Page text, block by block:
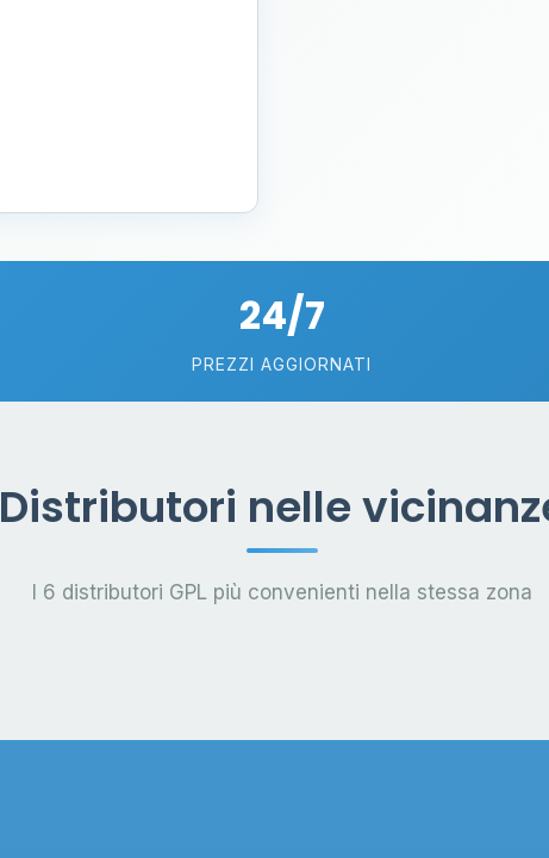
24/7
PREZZI AGGIORNATI
Distributori nelle
I 6 distributori GPL più convenienti nella stessa zona